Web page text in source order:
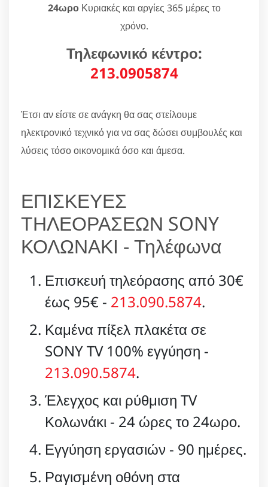
24ωροΚυριακές και αργίες 365 μέρες το
χρόνο.
Τηλεφωνικό κέντρο:
213.0905874
Έτσι αν είστε σε ανάγκη θα σας στείλουμε
ηλεκτρονικό τεχνικό για να σας δώσει συμβουλές και
λύσεις τόσο οικονομικά όσο και άμεσα.
ΕΠΙΣΚΕΥΕΣ
ΤΗΛΕΟΡΑΣΕΩΝ SONY
ΚΟΛΩΝΑΚΙ - Τηλέφωνα
Επισκευή τηλεόρασης από 30€
έως 95€ - 213.090.5874.
Καμένα πίξελ πλακέτα σε
SONY TV 100% εγγύηση -
213.090.5874.
Έλεγχος και ρύθμιση TV
Κολωνάκι - 24 ώρες το 24ωρο.
Εγγύηση εργασιών - 90 ημέρες.
Ραγισμένη οθόνη στα